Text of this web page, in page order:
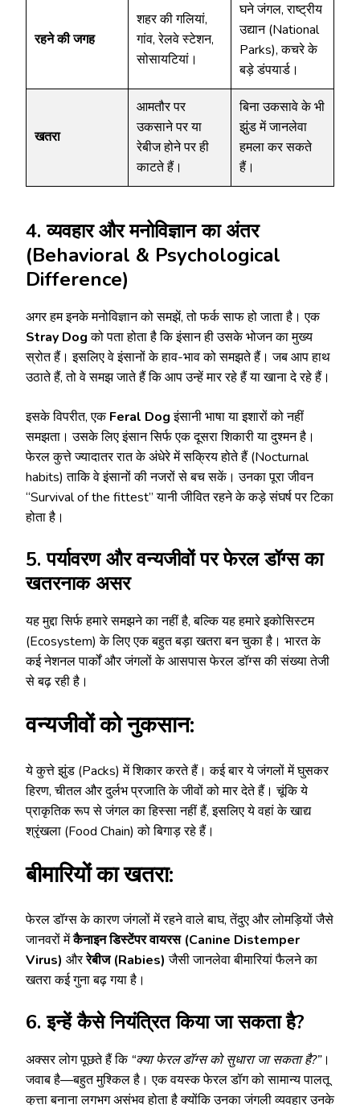
रहने की जगह
शहर की गलियां,
गांव, रेलवे स्टेशन,
सोसायटियां।
घने जंगल, राष्ट्रीय
उद्यान (National
Parks), कचरे के
बड़े डंपयार्ड।
खतरा
आमतौर पर
उकसाने पर या
रेबीज होने पर ही
काटते हैं।
बिना उकसावे के भी
झुंड में जानलेवा
हमला कर सकते
हैं।
4. व्यवहार और मनोविज्ञान का अंतर
(Behavioral & Psychological
Difference)
अगर हम इनके मनोविज्ञान को समझें, तो फर्क साफ हो जाता है। एक
Stray Dogको पता होता है कि इंसान ही उसके भोजन का मुख्य
स्रोत हैं। इसलिए वे इंसानों के हाव-भाव को समझते हैं। जब आप हाथ
उठाते हैं, तो वे समझ जाते हैं कि आप उन्हें मार रहे हैं या खाना दे रहे हैं।
इसके विपरीत, एकFeral Dogइंसानी भाषा या इशारों को नहीं
समझता। उसके लिए इंसान सिर्फ एक दूसरा शिकारी या दुश्मन है।
फेरल कुत्ते ज्यादातर रात के अंधेरे में सक्रिय होते हैं (Nocturnal
habits) ताकि वे इंसानों की नजरों से बच सकें। उनका पूरा जीवन
“Survival of the fittest” यानी जीवित रहने के कड़े संघर्ष पर टिका
होता है।
5. पर्यावरण और वन्यजीवों पर फेरल डॉग्स का
खतरनाक असर
यह मुद्दा सिर्फ हमारे समझने का नहीं है, बल्कि यह हमारे इकोसिस्टम
(Ecosystem) के लिए एक बहुत बड़ा खतरा बन चुका है। भारत के
कई नेशनल पार्कों और जंगलों के आसपास फेरल डॉग्स की संख्या तेजी
से बढ़ रही है।
वन्यजीवों को नुकसान:
ये कुत्ते झुंड (Packs) में शिकार करते हैं। कई बार ये जंगलों में घुसकर
हिरण, चीतल और दुर्लभ प्रजाति के जीवों को मार देते हैं। चूंकि ये
प्राकृतिक रूप से जंगल का हिस्सा नहीं हैं, इसलिए ये वहां के खाद्य
श्रृंखला (Food Chain) को बिगाड़ रहे हैं।
बीमारियों का खतरा:
फेरल डॉग्स के कारण जंगलों में रहने वाले बाघ, तेंदुए और लोमड़ियों जैसे
जानवरों मेंकैनाइन डिस्टेंपर वायरस (Canine Distemper
Virus) औररेबीज (Rabies) जैसी जानलेवा बीमारियां फैलने का
खतरा कई गुना बढ़ गया है।
6. इन्हें कैसे नियंत्रित किया जा सकता है?
अक्सर लोग पूछते हैं कि“क्या फेरल डॉग्स को सुधारा जा सकता है?”।
जवाब है—बहुत मुश्किल है। एक वयस्क फेरल डॉग को सामान्य पालतू
कुत्ता बनाना लगभग असंभव होता है क्योंकि उनका जंगली व्यवहार उनके